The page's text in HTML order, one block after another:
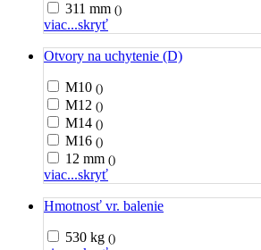
311 mm ()
viac...skryť
Otvory na uchytenie (D)
M10 ()
M12 ()
M14 ()
M16 ()
12 mm ()
viac...skryť
Hmotnosť vr. balenie
530 kg ()